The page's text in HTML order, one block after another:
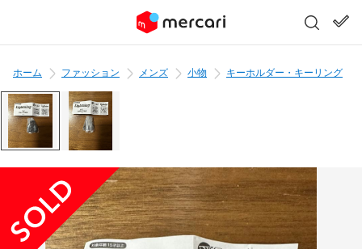
ホーム ファッション メンズ 小物 キーホルダー・キーリング